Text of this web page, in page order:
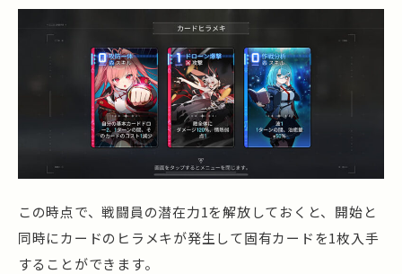
この時点で、戦闘員の潜在力1を解放しておくと、開始と
同時にカードのヒラメキが発生して固有カードを1枚入手
することができます。